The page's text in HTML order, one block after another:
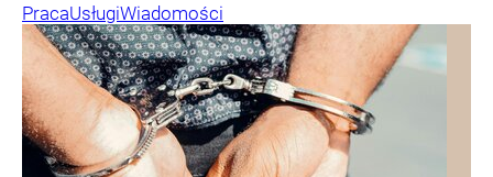
PracaUsługiWiadomości